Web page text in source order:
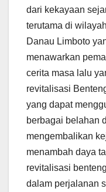
dari kekayaan
terutama di
Danau Limboto
menawarkan
cerita masa lalu
revitalisasi
yang dapat
berbagai belahan
mengembalikan
menambah daya
revitalisasi
dalam perjalanan